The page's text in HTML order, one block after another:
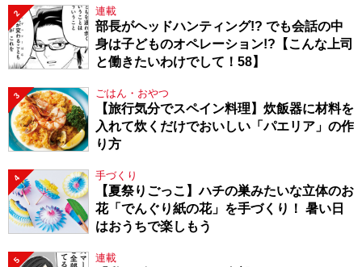
2 連載
部長がヘッドハンティング!? でも会話の中
身は子どものオペレーション!?【こんな上司
と働きたいわけでして！58】
3 ごはん・おやつ
【旅行気分でスペイン料理】炊飯器に材料を
入れて炊くだけでおいしい「パエリア」の作
り方
4 手づくり
【夏祭りごっこ】ハチの巣みたいな立体のお
花「でんぐり紙の花」を手づくり！ 暑い日
はおうちで楽しもう
5 連載